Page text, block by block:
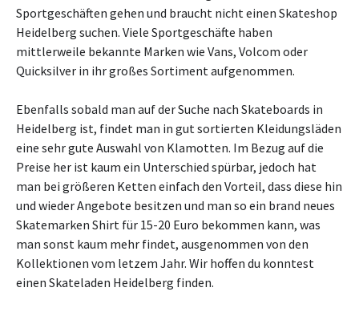
Sportgeschäften gehen und braucht nicht einen Skateshop
Heidelberg suchen. Viele Sportgeschäfte haben
mittlerweile bekannte Marken wie Vans, Volcom oder
Quicksilver in ihr großes Sortiment aufgenommen.
Ebenfalls sobald man auf der Suche nach Skateboards in
Heidelberg ist, findet man in gut sortierten Kleidungsläden
eine sehr gute Auswahl von Klamotten. Im Bezug auf die
Preise her ist kaum ein Unterschied spürbar, jedoch hat
man bei größeren Ketten einfach den Vorteil, dass diese hin
und wieder Angebote besitzen und man so ein brand neues
Skatemarken Shirt für 15-20 Euro bekommen kann, was
man sonst kaum mehr findet, ausgenommen von den
Kollektionen vom letzem Jahr. Wir hoffen du konntest
einen Skateladen Heidelberg finden.